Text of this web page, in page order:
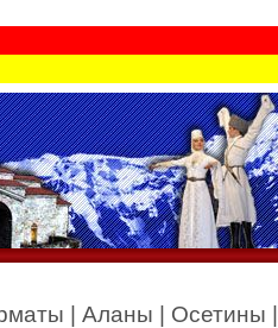
| Аланы | Осетины |